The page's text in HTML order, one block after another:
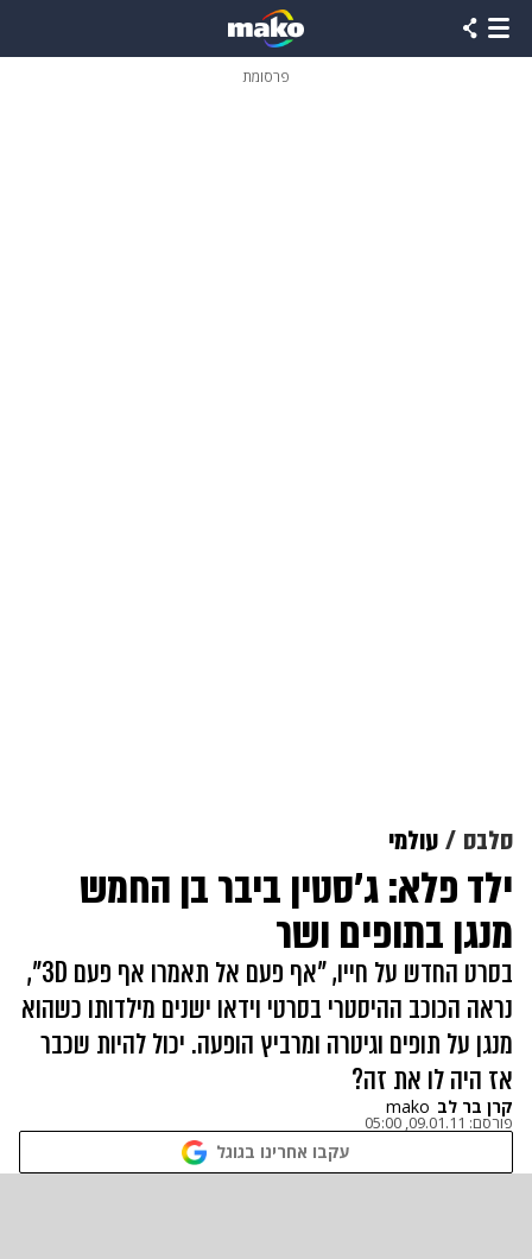
פרסומת
סלבס עולמי
ילד פלא: ג'סטין ביבר בן החמש
מנגן בתופים ושר
בסרט החדש על חייו, "אף פעם אל תאמרו אף פעם 3D",
נראה הכוכב ההיסטרי בסרטי וידאו ישנים מילדותו כשהוא
מנגן על תופים וגיטרה ומרביץ הופעה. יכול להיות שכבר
אז היה לו את זה?
קרן בר לב mako
פורסם: 09.01.11, 05:00
עקבו אחרינו בגוגל